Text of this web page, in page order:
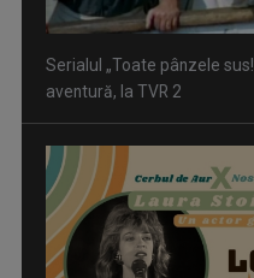
Serialul „Toate pânzele
aventură, la TVR 2